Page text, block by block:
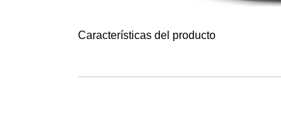
Características del producto